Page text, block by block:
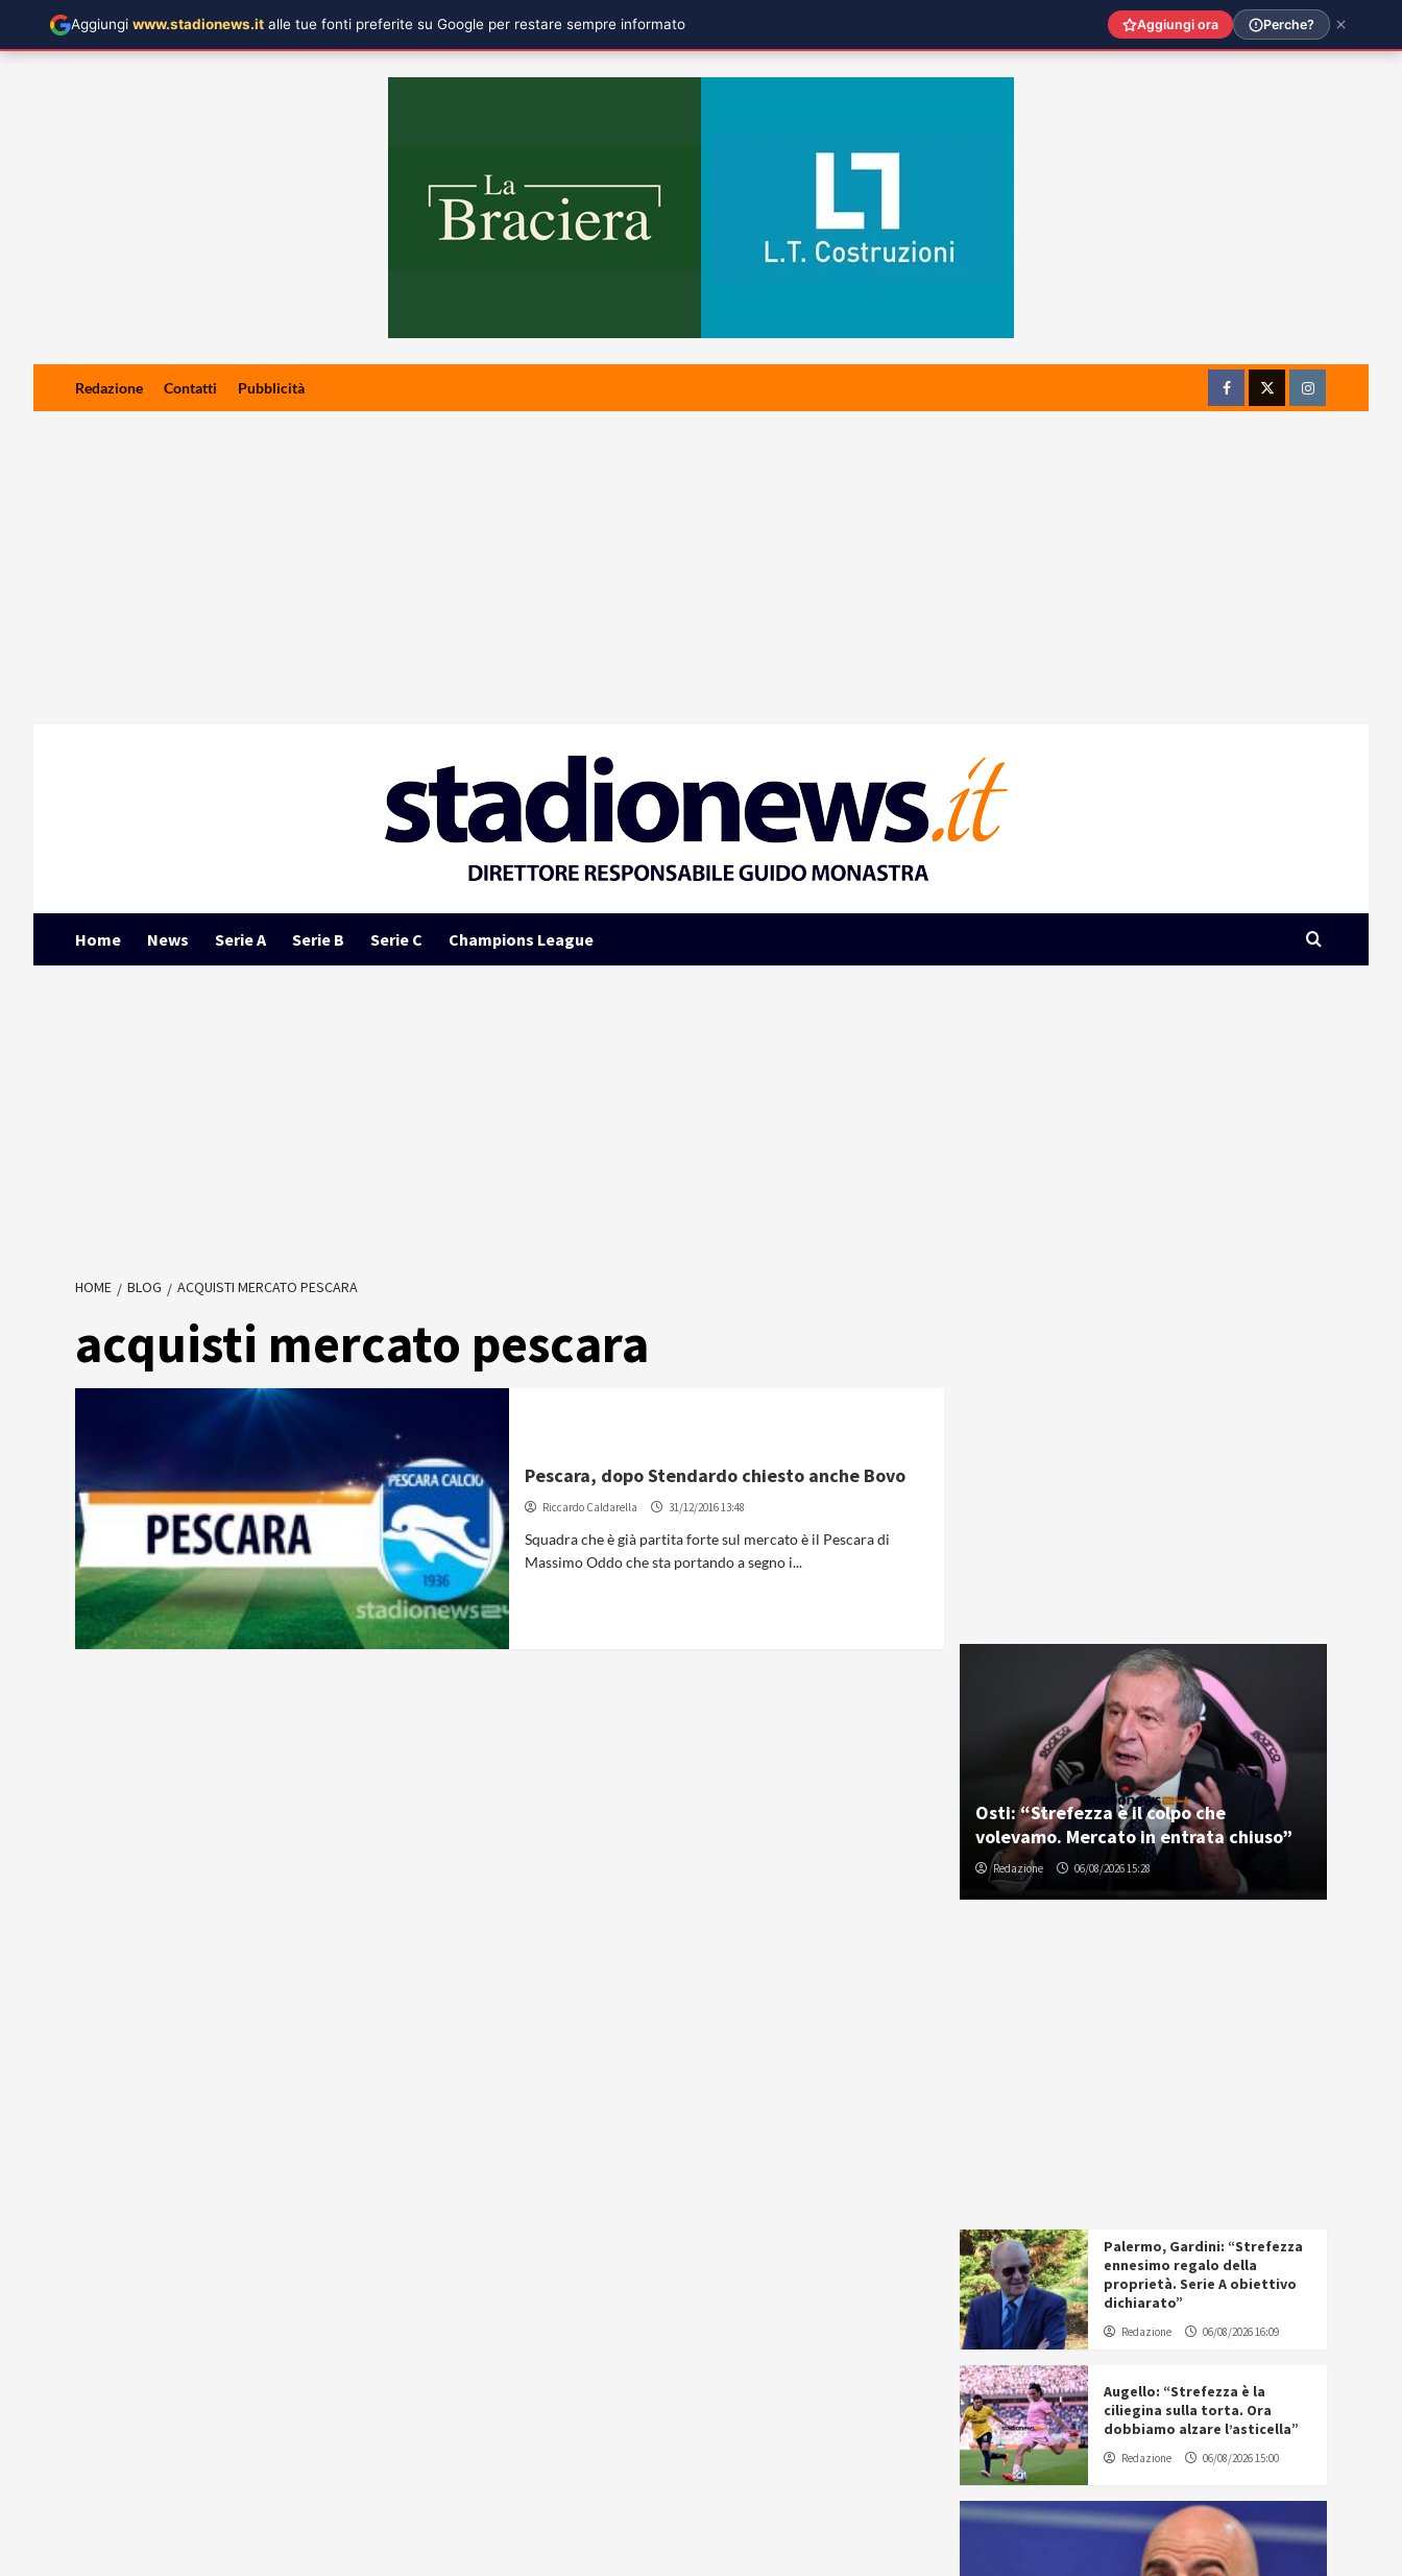
Redazione Contatti Pubblicità
FacebookTwitterInstagram
Home News Serie A Serie B Serie C Champions League
HOME BLOG ACQUISTI MERCATO PESCARA
acquisti mercato pescara
Pescara, dopo Stendardo chiesto anche Bovo
Riccardo Caldarella 31/12/2016 13:48
Squadra che è già partita forte sul mercato è il Pescara di
Massimo Oddo che sta portando a segno i...
Osti: “Strefezza è il colpo che
volevamo. Mercato in entrata chiuso”
Redazione 06/08/2026 15:28
Palermo, Gardini: “Strefezza
ennesimo regalo della
proprietà. Serie A obiettivo
dichiarato”
Redazione 06/08/2026 16:09
Augello: “Strefezza è la
ciliegina sulla torta. Ora
dobbiamo alzare l’asticella”
Redazione 06/08/2026 15:00
Aggiungi www.stadionews.it alle tue fonti preferite su Google per restare sempre informato Aggiungi ora Perche?